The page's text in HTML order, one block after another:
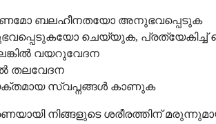
ബലഹീനതയോ അനുഭവപ്പെടുക
ചെയ്യുക, പ്രത്യേകിച്ച്
വയറുവേദന
തലവേദന
സ്വപ്നങ്ങൾ കാണുക
നിങ്ങളുടെ ശരീരത്തിന്